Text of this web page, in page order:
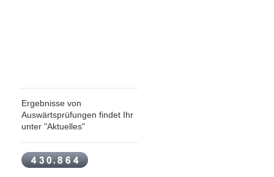
Ergebnisse von
Auswärtsprüfungen findet Ihr
unter "Aktuelles"